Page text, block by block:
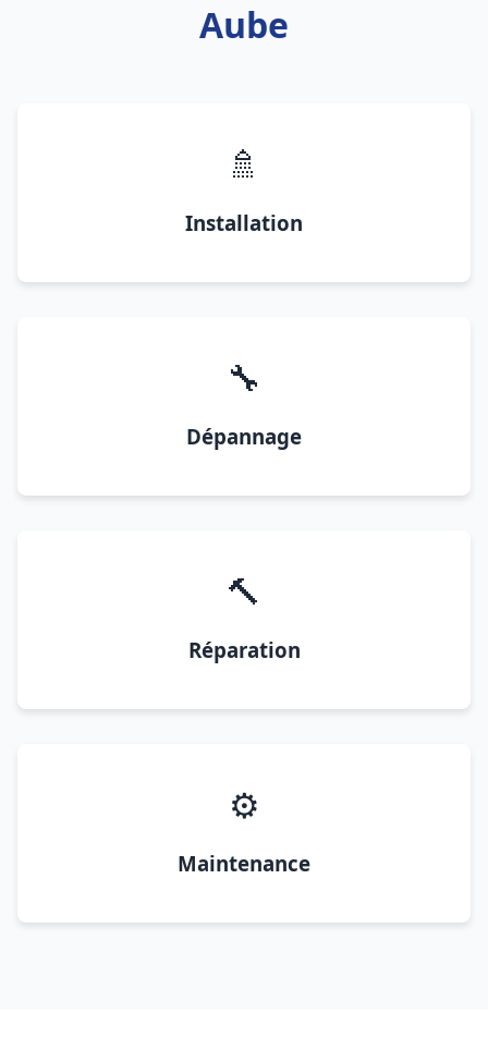
Aube
🚿
Installation
🔧
Dépannage
🔨
Réparation
⚙️
Maintenance